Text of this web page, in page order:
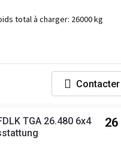
total à charger: 26000 kg
TGA 26.480 6x4
26